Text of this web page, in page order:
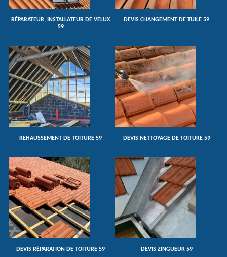
RÉPARATEUR, INSTALLATEUR DE VELUX
59
DEVIS CHANGEMENT DE TUILE 59
REHAUSSEMENT DE TOITURE 59 DEVIS NETTOYAGE DE TOITURE 59
DEVIS RÉPARATION DE TOITURE 59 DEVIS ZINGUEUR 59